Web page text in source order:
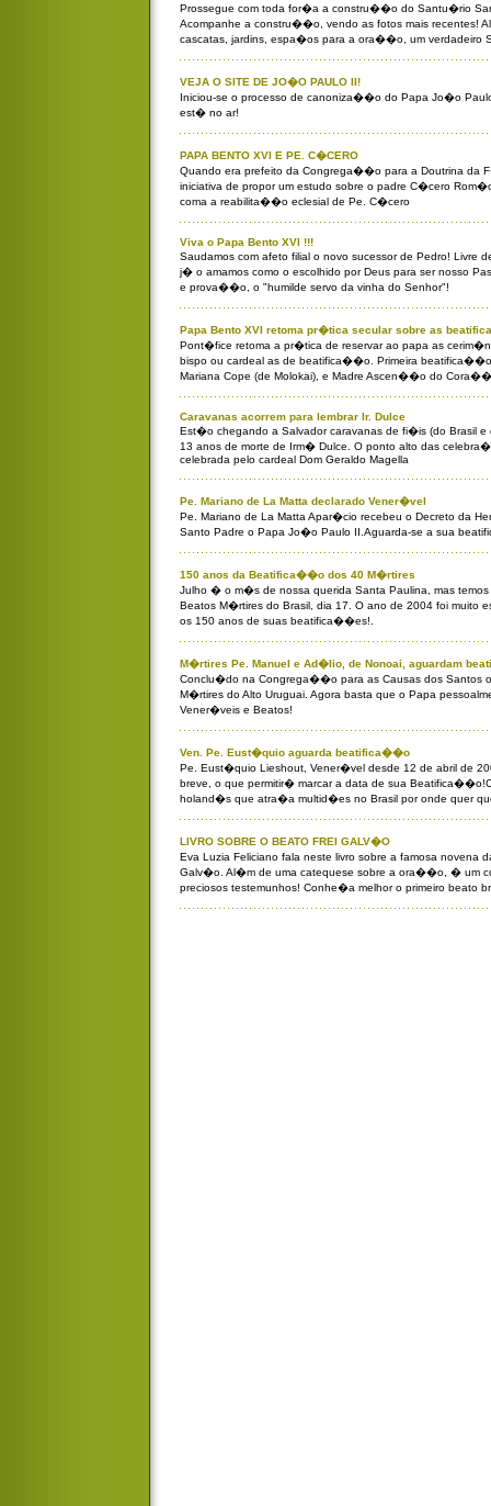
Prossegue com toda for�a a constru��o do Santu�rio
Acompanhe a constru��o, vendo as fotos mais recentes!
cascatas, jardins, espa�os para a ora��o, um verdadeiro
VEJA O SITE DE JO�O PAULO II!
Iniciou-se o processo de canoniza��o do Papa Jo�o
est� no ar!
PAPA BENTO XVI E PE. C�CERO
Quando era prefeito da Congrega��o para a Doutrina da
iniciativa de propor um estudo sobre o padre C�cero
coma a reabilita��o eclesial de Pe. C�cero
Viva o Papa Bento XVI !!!
Saudamos com afeto filial o novo sucessor de Pedro! Livre
j� o amamos como o escolhido por Deus para ser nosso
e prova��o, o "humilde servo da vinha do Senhor"!
Papa Bento XVI retoma pr�tica secular sobre as
Pont�fice retoma a pr�tica de reservar ao papa as
bispo ou cardeal as de beatifica��o. Primeira
Mariana Cope (de Molokai), e Madre Ascen��o do
Caravanas acorrem para lembrar Ir. Dulce
Est�o chegando a Salvador caravanas de fi�is (do Brasil
13 anos de morte de Irm� Dulce. O ponto alto das
celebrada pelo cardeal Dom Geraldo Magella
Pe. Mariano de La Matta declarado Vener�vel
Pe. Mariano de La Matta Apar�cio recebeu o Decreto da
Santo Padre o Papa Jo�o Paulo II.Aguarda-se a sua
150 anos da Beatifica��o dos 40 M�rtires
Julho � o m�s de nossa querida Santa Paulina, mas
Beatos M�rtires do Brasil, dia 17. O ano de 2004 foi muito
os 150 anos de suas beatifica��es!.
M�rtires Pe. Manuel e Ad�lio, de Nonoai, aguardam
Conclu�do na Congrega��o para as Causas dos Santos
M�rtires do Alto Uruguai. Agora basta que o Papa
Vener�veis e Beatos!
Ven. Pe. Eust�quio aguarda beatifica��o
Pe. Eust�quio Lieshout, Vener�vel desde 12 de abril de
breve, o que permitir� marcar a data de sua
holand�s que atra�a multid�es no Brasil por onde quer
LIVRO SOBRE O BEATO FREI GALV�O
Eva Luzia Feliciano fala neste livro sobre a famosa novena
Galv�o. Al�m de uma catequese sobre a ora��o, � um
preciosos testemunhos! Conhe�a melhor o primeiro beato